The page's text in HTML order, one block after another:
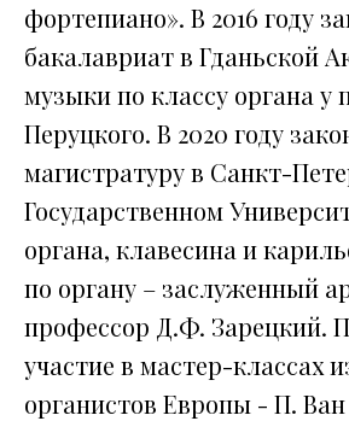
фортепиано». В 2016 году
бакалавриат в Гданьской
музыки по классу органа у
Перуцкого. В 2020 году
магистратуру в Санкт-
Государственном
органа, клавесина и
по органу – заслуженный
профессор Д.Ф. Зарецкий.
участие в мастер-классах
органистов Европы - П.